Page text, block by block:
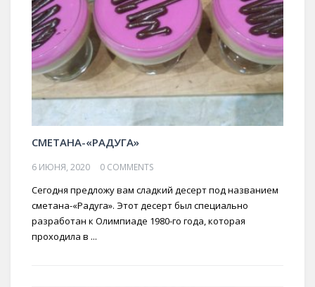
СМЕТАНА-«РАДУГА»
6 ИЮНЯ, 2020 0 COMMENTS
Сегодня предложу вам сладкий десерт под названием
сметана-«Радуга». Этот десерт был специально
разработан к Олимпиаде 1980-го года, которая
проходила в ...